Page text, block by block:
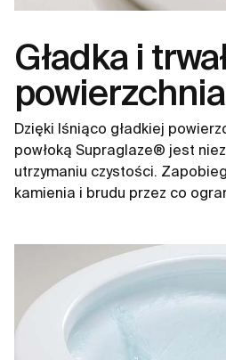
Gładka i
powierzchnia
Dzięki lśniąco gładkiej
powłoką Supraglaze® jest
utrzymaniu czystości.
kamienia i brudu przez co